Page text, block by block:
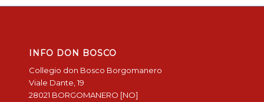
INFO DON BOSCO
Collegio don Bosco Borgomanero
Viale Dante, 19
28021 BORGOMANERO [NO]